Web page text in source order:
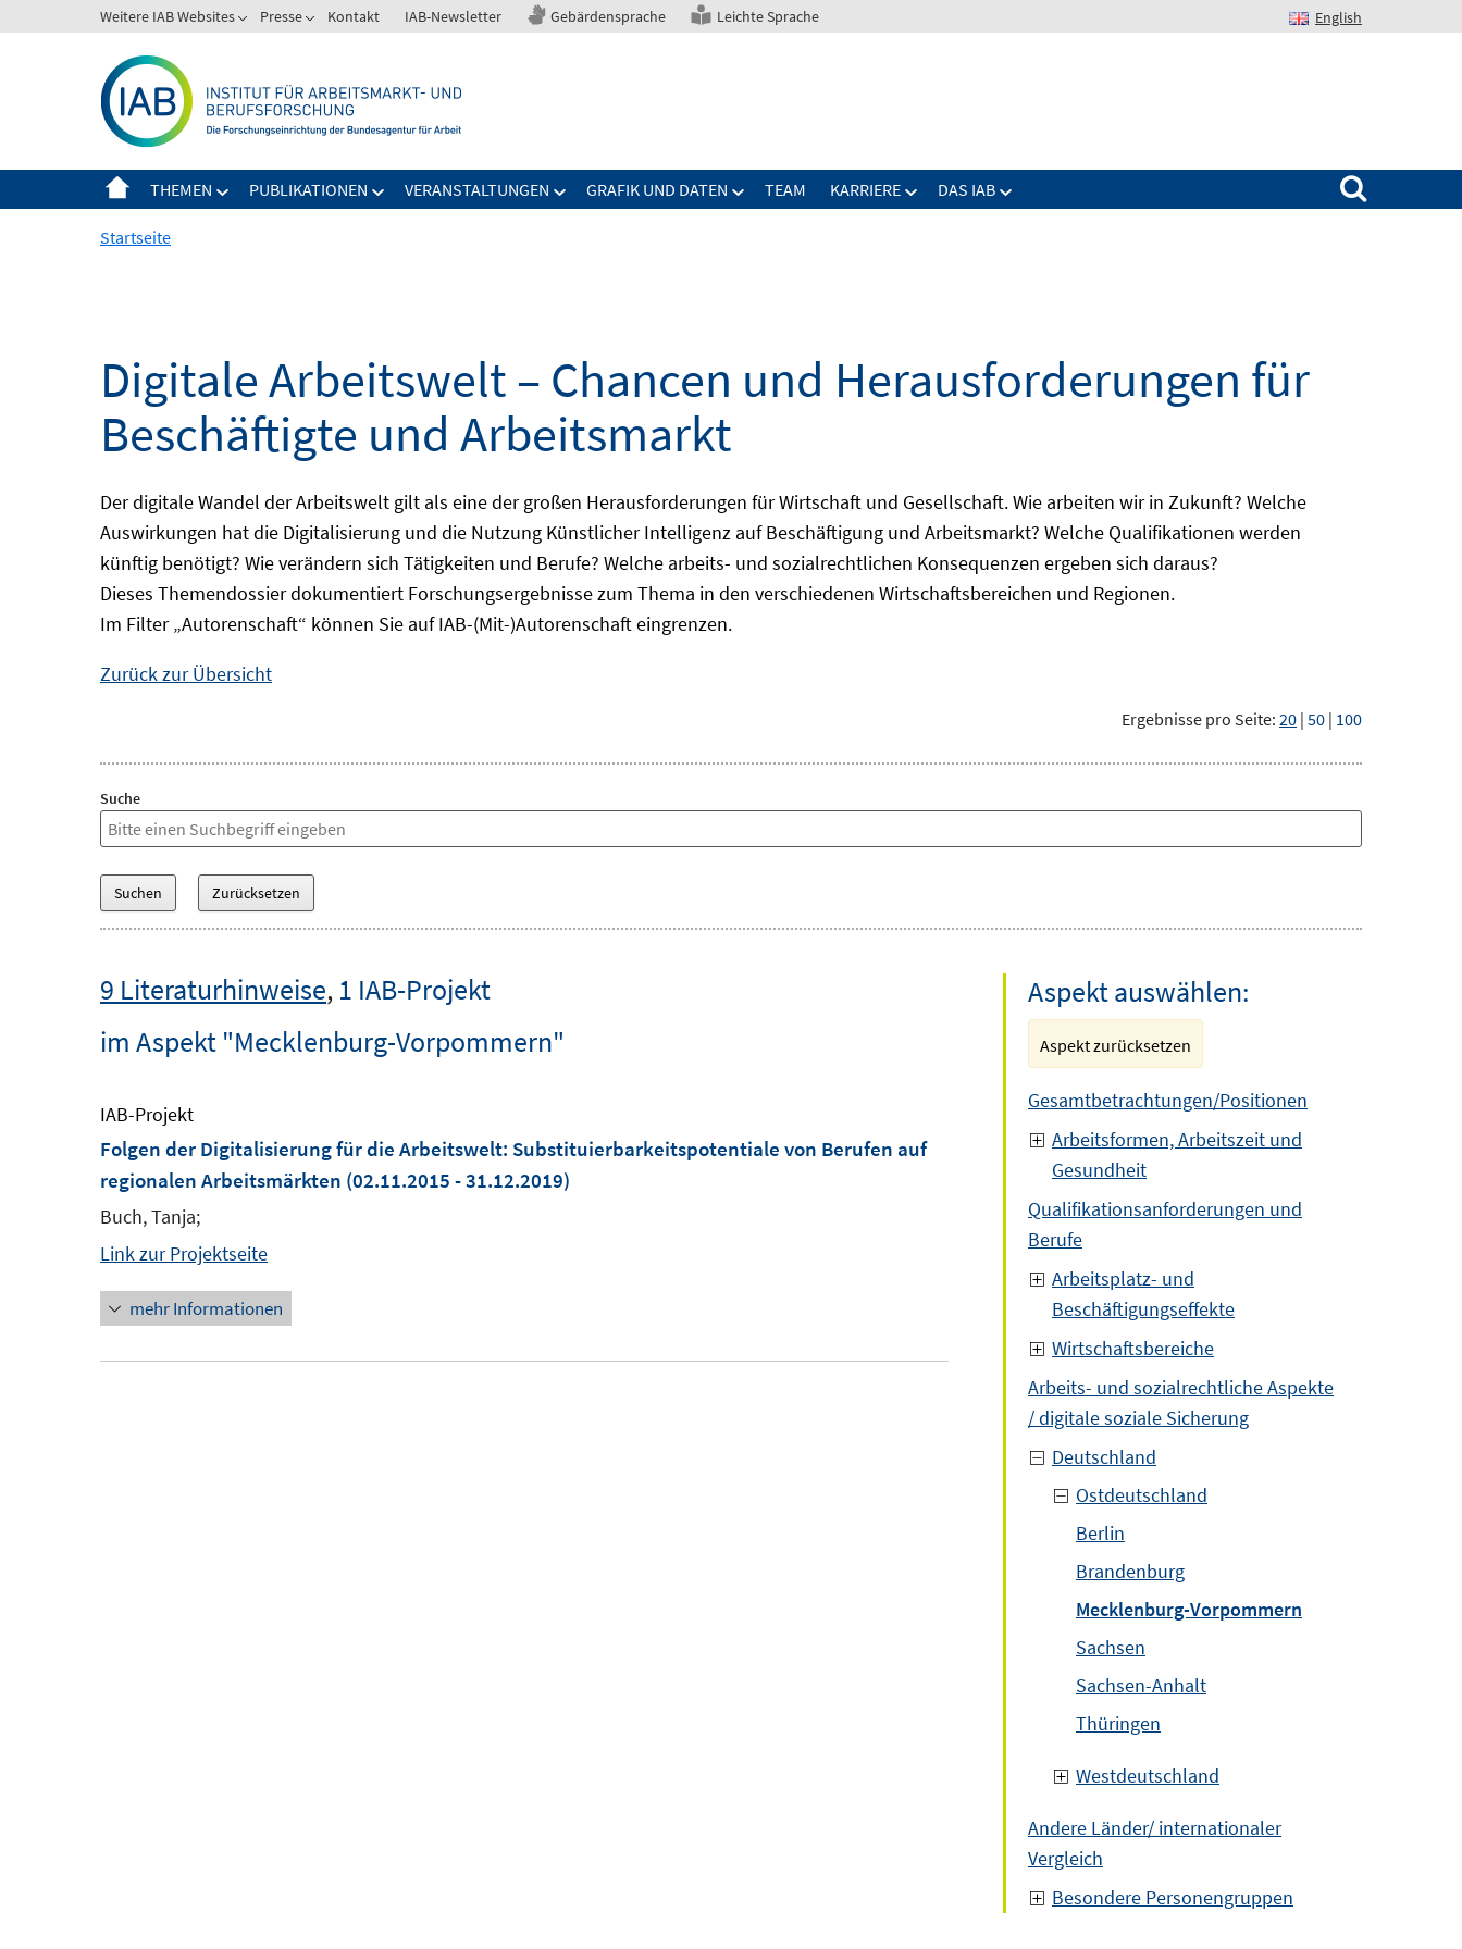
zum
Weitere IAB Websites Presse Kontakt IAB-Newsletter Gebärdensprache Leichte Sprache English
THEMEN PUBLIKATIONEN VERANSTALTUNGEN GRAFIK UND DATEN TEAM KARRIERE DAS IAB
Suchen nach:
Startseite
Digitale Arbeitswelt – Chancen und Herausforderungen für
Beschäftigte und Arbeitsmarkt
Der digitale Wandel der Arbeitswelt gilt als eine der großen Herausforderungen für Wirtschaft und Gesellschaft. Wie arbeiten wir in Zukunft? Welche
Auswirkungen hat die Digitalisierung und die Nutzung Künstlicher Intelligenz auf Beschäftigung und Arbeitsmarkt? Welche Qualifikationen werden
künftig benötigt? Wie verändern sich Tätigkeiten und Berufe? Welche arbeits- und sozialrechtlichen Konsequenzen ergeben sich daraus?
Dieses Themendossier dokumentiert Forschungsergebnisse zum Thema in den verschiedenen Wirtschaftsbereichen und Regionen.
Im Filter „Autorenschaft“ können Sie auf IAB-(Mit-)Autorenschaft eingrenzen.
Zurück zur Übersicht
Ergebnisse pro Seite: 20 | 50 | 100
Suche
9 Literaturhinweise, 1 IAB-Projekt
im Aspekt "Mecklenburg-Vorpommern"
IAB-Projekt
Folgen der Digitalisierung für die Arbeitswelt: Substituierbarkeitspotentiale von Berufen auf
regionalen Arbeitsmärkten (02.11.2015 - 31.12.2019)
Buch, Tanja;
Link zur Projektseite
mehr Informationen
Aspekt auswählen:
Aspekt zurücksetzen
Gesamtbetrachtungen/Positionen
Arbeitsformen, Arbeitszeit und
Gesundheit
Qualifikationsanforderungen und
Berufe
Arbeitsplatz- und
Beschäftigungseffekte
Wirtschaftsbereiche
Arbeits- und sozialrechtliche Aspekte
/ digitale soziale Sicherung
Deutschland
Ostdeutschland
Berlin
Brandenburg
Mecklenburg-Vorpommern
Sachsen
Sachsen-Anhalt
Thüringen
Westdeutschland
Andere Länder/ internationaler
Vergleich
Besondere Personengruppen